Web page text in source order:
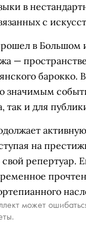
в
с
в Большом
—
барокко.
значимым
так и для
на
репертуар.
может